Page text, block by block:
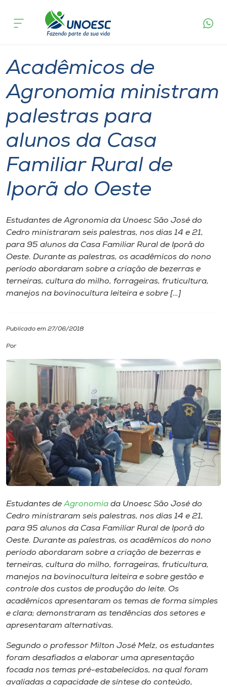
Cursos
Pesquisa
Atendimento ao Estudante
Portal de Ensino
Unoesc
Internacionalização
I.nova
Diplomados
Biblioteca
Editora
Rádio
Museu
Unoesc
Store
Selecione
A+
A-
acontece
Oeste
Acadêmicos de
Agronomia ministram
palestras para
alunos da Casa
Familiar Rural de
Iporã do Oeste
Estudantes de Agronomia da Unoesc São José do
Cedro ministraram seis palestras, nos dias 14 e 21,
para 95 alunos da Casa Familiar Rural de Iporã do
Oeste. Durante as palestras, os acadêmicos do nono
período abordaram sobre a criação de bezerras e
terneiras, cultura do milho, forrageiras, fruticultura,
manejos na bovinocultura leiteira e sobre […]
Publicado em 27/06/2018
Por
Estudantes deAgronomia da Unoesc São José do
Cedro ministraram seis palestras, nos dias 14 e 21,
para 95 alunos da Casa Familiar Rural de Iporã do
Oeste. Durante as palestras, os acadêmicos do nono
período abordaram sobre a criação de bezerras e
terneiras, cultura do milho, forrageiras, fruticultura,
manejos na bovinocultura leiteira e sobre gestão e
controle dos custos de produção do leite. Os
acadêmicos apresentaram os temas de forma simples
e clara; demonstraram as tendências dos setores e
apresentaram alternativas.
Segundo o professor Milton José Melz, os estudantes
foram desafiados a elaborar uma apresentação
focada nos temas pré-estabelecidos, na qual foram
avaliadas a capacidade de síntese do conteúdo,